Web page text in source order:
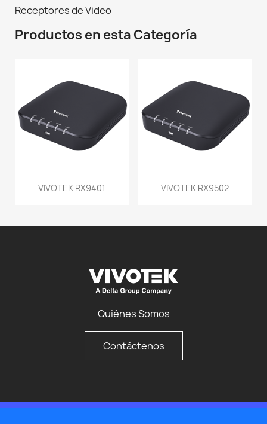
Receptores de Video
Productos en esta Categoría
VIVOTEK RX9401 VIVOTEK RX9502
Quiénes Somos
Contáctenos